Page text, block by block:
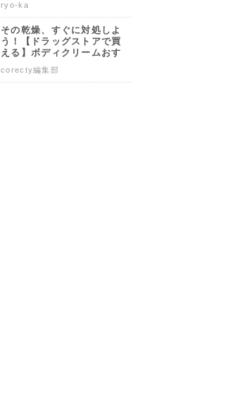
伝授します♡
ryo-ka
その乾燥、すぐに対処しよ
う！【ドラッグストアで買
える】ボディクリームおす
すめ人気ランキング10選♡
塗り方や選び方も解説
corecty編集部